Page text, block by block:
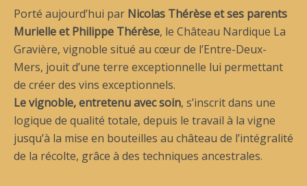
Porté aujourd’hui par Nicolas Thérèse et ses parents
Murielle et Philippe Thérèse, le Château Nardique La
Gravière, vignoble situé au cœur de l’Entre-Deux-
Mers, jouit d’une terre exceptionnelle lui permettant
de créer des vins exceptionnels.
Le vignoble, entretenu avec soin, s’inscrit dans une
logique de qualité totale, depuis le travail à la vigne
jusqu’à la mise en bouteilles au château de l’intégralité
de la récolte, grâce à des techniques ancestrales.